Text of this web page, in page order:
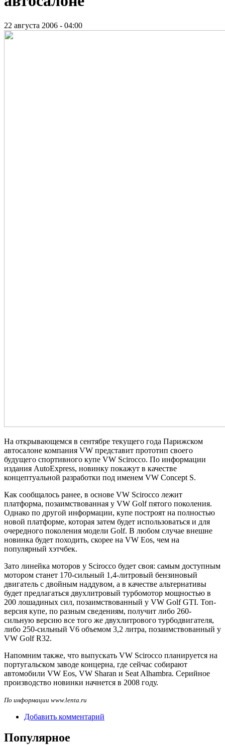
22 августа 2006 - 04:00
На открывающемся в сентябре текущего года Парижском
автосалоне компания VW представит прототип своего
будущего спортивного купе VW Scirocco. По информации
издания AutoExpress, новинку покажут в качестве
концептуальной разработки под именем VW Concept S.
Как сообщалось ранее, в основе VW Scirocco лежит
платформа, позаимствованная у VW Golf пятого поколения.
Однако по другой информации, купе построят на полностью
новой платформе, которая затем будет использоваться и для
очередного поколения модели Golf. В любом случае внешне
новинка будет походить, скорее на VW Eos, чем на
популярный хэтчбек.
Зато линейка моторов у Scirocco будет своя: самым доступным
мотором станет 170-сильный 1,4-литровый бензиновый
двигатель с двойным наддувом, а в качестве альтернативы
будет предлагаться двухлитровый турбомотор мощностью в
200 лошадиных сил, позаимствованный у VW Golf GTI. Топ-
версия купе, по разным сведениям, получит либо 260-
сильную версию все того же двухлитрового турбодвигателя,
либо 250-сильный V6 объемом 3,2 литра, позаимствованный у
VW Golf R32.
Напомним также, что выпускать VW Scirocco планируется на
португальском заводе концерна, где сейчас собирают
автомобили VW Eos, VW Sharan и Seat Alhambra. Серийное
производство новинки начнется в 2008 году.
По информации www.lenta.ru
Добавить комментарий
Популярное